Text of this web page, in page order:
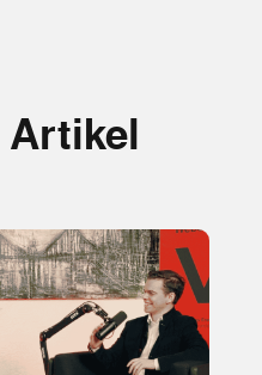
Artikel